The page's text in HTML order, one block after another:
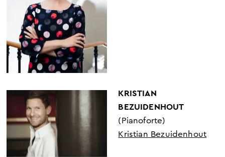
KRISTIAN
BEZUIDENHOUT
(Pianoforte)
Kristian Bezuidenhout